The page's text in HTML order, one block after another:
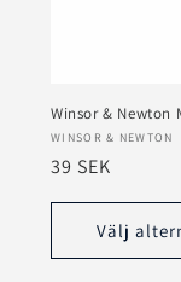
Winsor & Newton
Säljare:
WINSOR & NEWTON
Ordinarie
39 SEK
Välj